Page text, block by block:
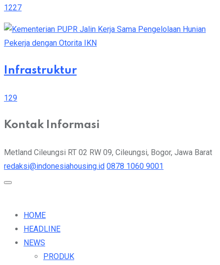
1227
Infrastruktur
129
Kontak Informasi
Metland Cileungsi RT 02 RW 09, Cileungsi, Bogor, Jawa Barat
redaksi@indonesiahousing.id 0878 1060 9001
HOME
HEADLINE
NEWS
PRODUK